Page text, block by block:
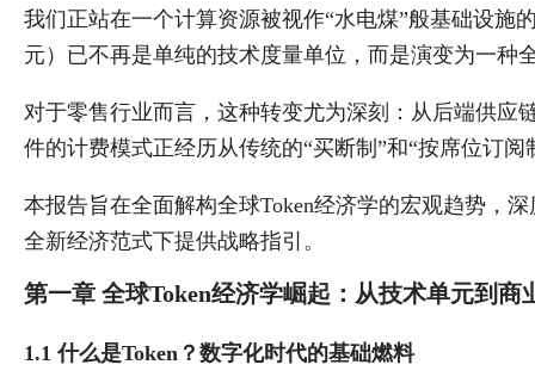
我们正站在一个计算资源被视作“水电煤”般基础设施
元）已不再是单纯的技术度量单位，而是演变为一种
对于零售行业而言，这种转变尤为深刻：从后端供应
件的计费模式正经历从传统的“买断制”和“按席位订阅
本报告旨在全面解构全球Token经济学的宏观趋势，
全新经济范式下提供战略指引。
第一章 全球Token经济学崛起：从技术单元到商
1.1 什么是Token？数字化时代的基础燃料